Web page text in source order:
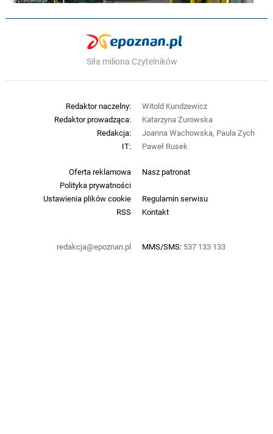
Siła miliona Czytelników
Oferta reklamowa
Nasz patronat
Polityka prywatności
Ustawienia plików cookie
Regulamin serwisu
RSS
Kontakt
redakcja@epoznan.pl MMS/SMS: 537 133 133
Redaktor naczelny:
Witold Kundzewicz
Redaktor prowadząca:
Katarzyna Żurowska
Redakcja:
Joanna Wachowska, Paula Zych
IT:
Paweł Rusek